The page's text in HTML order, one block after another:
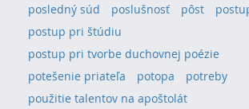
posledný súd
poslušnosť pôst
postup pri štúdiu
postup pri tvorbe duchovnej poézie
potešenie priateľa
potopa
potreby
použitie talentov na apoštolát